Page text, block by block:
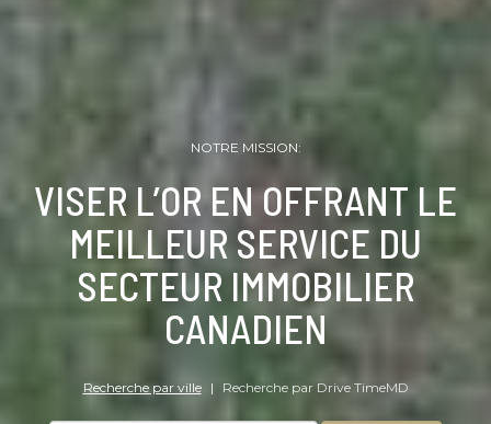
NOTRE MISSION:
VISER L’OR EN OFFRANT LE
MEILLEUR SERVICE DU
SECTEUR IMMOBILIER
CANADIEN
Recherche par ville | Recherche par Drive TimeMD